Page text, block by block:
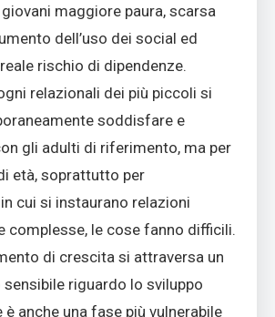
maggiore paura, scarsa
dell’uso dei social ed
rischio di dipendenze.
relazionali dei più piccoli si
soddisfare e
gli adulti di riferimento, ma per
età, soprattutto per
cui si instaurano relazioni
complesse, le cose fanno difficili.
di crescita si attraversa un
riguardo lo sviluppo
anche una fase più vulnerabile